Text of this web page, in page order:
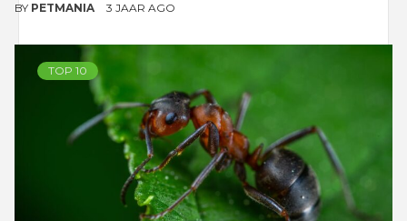
BY PETMANIA 3 JAAR AGO
TOP 10